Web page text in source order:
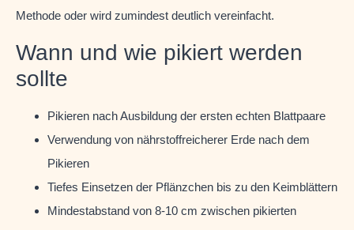
Methode oder wird zumindest deutlich vereinfacht.
Wann und wie pikiert werden
sollte
Pikieren nach Ausbildung der ersten echten Blattpaare
Verwendung von nährstoffreicherer Erde nach dem
Pikieren
Tiefes Einsetzen der Pflänzchen bis zu den Keimblättern
Mindestabstand von 8-10 cm zwischen pikierten